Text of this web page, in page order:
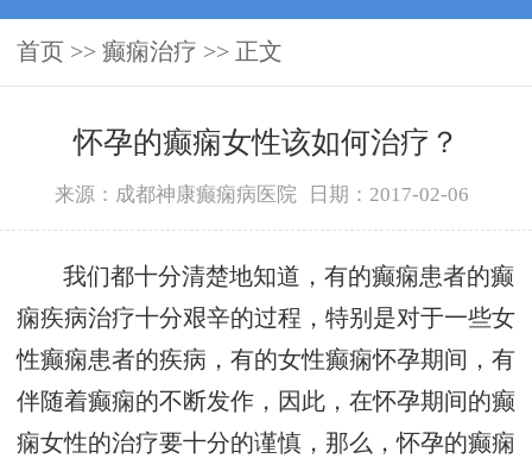
首页 >> 癫痫治疗 >> 正文
怀孕的癫痫女性该如何治疗？
来源：成都神康癫痫病医院 日期：2017-02-06
我们都十分清楚地知道，有的癫痫患者的癫
痫疾病治疗十分艰辛的过程，特别是对于一些女
性癫痫患者的疾病，有的女性癫痫怀孕期间，有
伴随着癫痫的不断发作，因此，在怀孕期间的癫
痫女性的治疗要十分的谨慎，那么，怀孕的癫痫